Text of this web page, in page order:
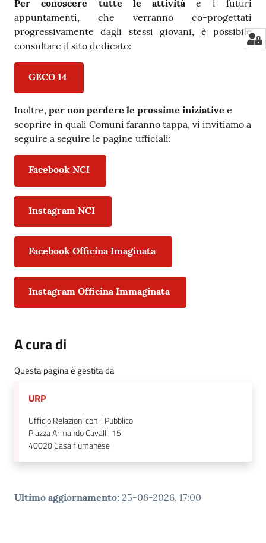
Per conoscere tutte le attivitàe i futuri
appuntamenti, che verranno co-progettati
progressivamente dagli stessi giovani, è possibile
consultare il sito dedicato:
GECO 14
Inoltre, per non perdere le prossime iniziative e
scoprire in quali Comuni faranno tappa, vi invitiamo a
seguire a seguire le pagine ufficiali:
Facebook NCI
Instagram NCI
Facebook Officina Imaginata
Instagram Officina Immaginata
A cura di
Questa pagina è gestita da
URP
Ufficio Relazioni con il Pubblico
Piazza Armando Cavalli, 15
40020Casalfiumanese
Ultimo aggiornamento: 25-06-2026, 17:00